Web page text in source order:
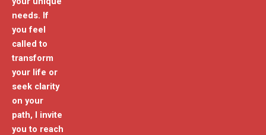
needs. If
you feel
called to
transform
your life or
seek clarity
on your
path, I invite
you to reach